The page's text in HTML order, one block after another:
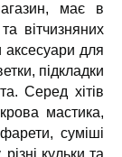
має в
вітчизняних
для
підкладки
Серед хітів
мастика,
суміші
кульки та